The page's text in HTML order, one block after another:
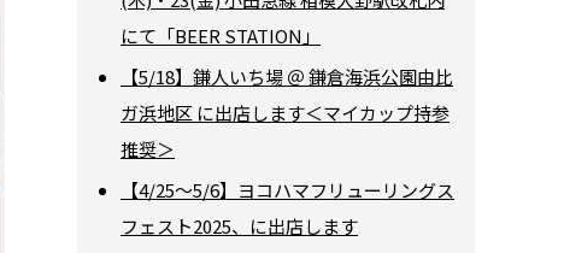
にて「BEER STATION」
【5/18】鎌人いち場 ＠ 鎌倉海浜公園由比
ガ浜地区 に出店します＜マイカップ持参
推奨＞
【4/25～5/6】ヨコハマフリューリングス
フェスト2025、に出店します